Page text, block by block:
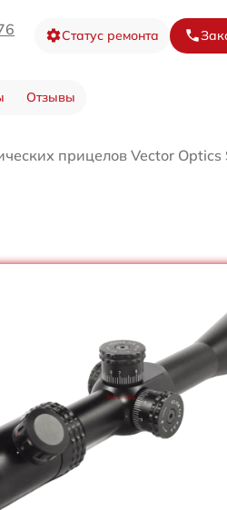
Статус ремонта
Отзывы
прицелов Vector Optics